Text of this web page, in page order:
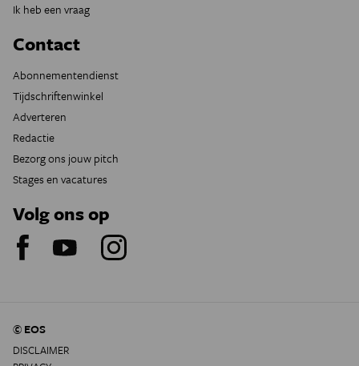
Ik heb een vraag
Contact
Abonnementendienst
Tijdschriftenwinkel
Adverteren
Redactie
Bezorg ons jouw pitch
Stages en vacatures
Volg ons op
© EOS
DISCLAIMER